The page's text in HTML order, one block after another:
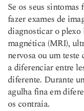
Se os seus
fazer exames de
diagnosticar o
magnética (MRI),
nervosa ou um
a diferenciar entre
diferente. Durante
agulha fina em
os contraia.